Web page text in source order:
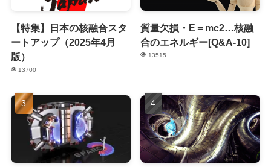
【特集】日本の核融合スタ
ートアップ（2025年4月
版）
13700
質量欠損・E＝mc2…核融
合のエネルギー[Q&A-10]
13515